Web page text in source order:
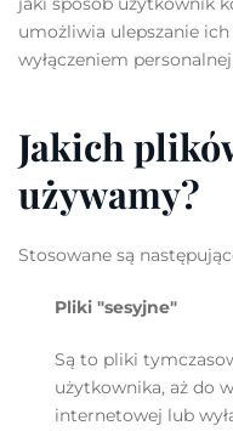
umożliwia ulepszanie
wyłączeniem
Jakich
używamy?
Stosowane są
Pliki "sesyjne"
Są to pliki
użytkownika, aż do
internetowej lub